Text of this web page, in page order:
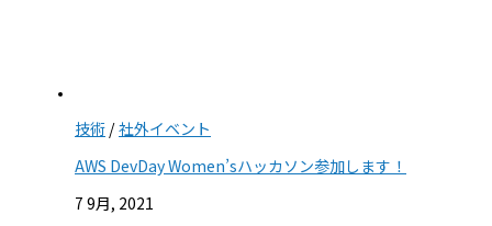
技術 /社外イベント
AWS DevDay Women’sハッカソン参加します！
7 9月, 2021